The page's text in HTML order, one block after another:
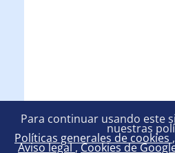
Para continuar usando este
nuestras
Políticas generales de cookies
Aviso legal Cookies de